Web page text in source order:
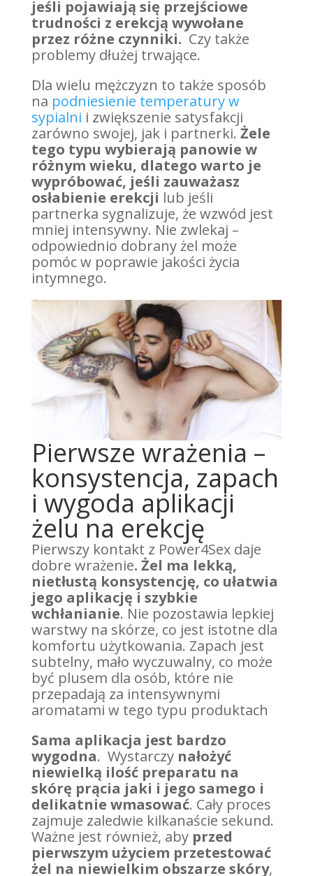
jeśli pojawiają się przejściowe
trudności z erekcją wywołane
przez różne czynniki. Czy także
problemy dłużej trwające.
Dla wielu mężczyzn to także sposób
na podniesienie temperatury w
sypialni i zwiększenie satysfakcji
zarówno swojej, jak i partnerki. Żele
tego typu wybierają panowie w
różnym wieku, dlatego warto je
wypróbować, jeśli zauważasz
osłabienie erekcji lub jeśli
partnerka sygnalizuje, że wzwód jest
mniej intensywny. Nie zwlekaj –
odpowiednio dobrany żel może
pomóc w poprawie jakości życia
intymnego.
Pierwsze wrażenia –
konsystencja, zapach
i wygoda aplikacji
żelu na erekcję
Pierwszy kontakt z Power4Sex daje
dobre wrażenie. Żel ma lekką,
nietłustą konsystencję, co ułatwia
jego aplikację i szybkie
wchłanianie. Nie pozostawia lepkiej
warstwy na skórze, co jest istotne dla
komfortu użytkowania. Zapach jest
subtelny, mało wyczuwalny, co może
być plusem dla osób, które nie
przepadają za intensywnymi
aromatami w tego typu produktach
Sama aplikacja jest bardzo
wygodna. Wystarczy nałożyć
niewielką ilość preparatu na
skórę prącia jaki i jego samego i
delikatnie wmasować. Cały proces
zajmuje zaledwie kilkanaście sekund.
Ważne jest również, aby przed
pierwszym użyciem przetestować
żel na niewielkim obszarze skóry,